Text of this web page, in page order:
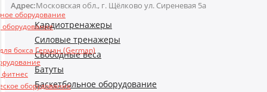
оборудование
бокса Герман (German)
фитнес
оборудование
Адрес:Московская обл., г. Щёлково ул. Сиреневая 5а
Кардиотренажеры
Силовые тренажеры
Свободные веса
Батуты
Баскетбольное оборудование